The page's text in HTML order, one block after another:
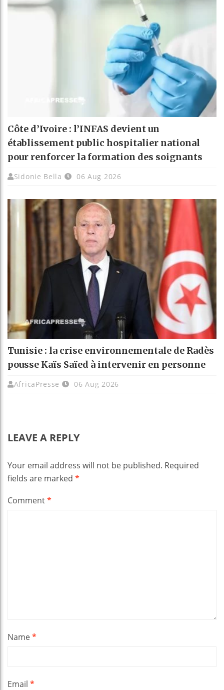
Côte d’Ivoire : l’INFAS devient un
établissement public hospitalier national
pour renforcer la formation des soignants
Sidonie Bella 06 Aug 2026
Tunisie : la crise environnementale de Radès
pousse Kaïs Saïed à intervenir en personne
AfricaPresse 06 Aug 2026
LEAVE A REPLY
Your email address will not be published. Required
fields are marked *
Comment*
Name*
Email *